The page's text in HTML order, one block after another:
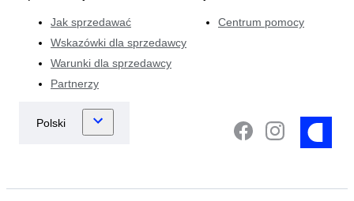
Jak sprzedawać
Wskazówki dla sprzedawcy
Warunki dla sprzedawcy
Partnerzy
Centrum pomocy